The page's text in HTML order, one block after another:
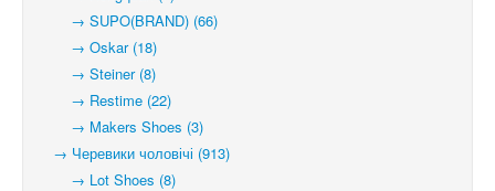
→ SUPO(BRAND) (66)
→ Oskar (18)
→ Steiner (8)
→ Restime (22)
→ Makers Shoes (3)
→ Черевики чоловічі (913)
→ Lot Shoes (8)